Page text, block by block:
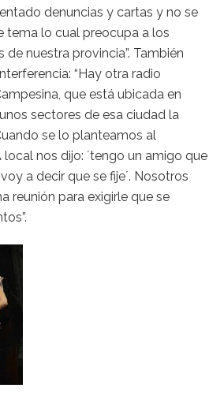
denuncias y cartas y no se
tema lo cual preocupa a los
nuestra provincia”. También
“Hay otra radio
que está ubicada en
sectores de esa ciudad la
se lo planteamos al
nos dijo: ´tengo un amigo que
a decir que se fije´. Nosotros
reunión para exigirle que se